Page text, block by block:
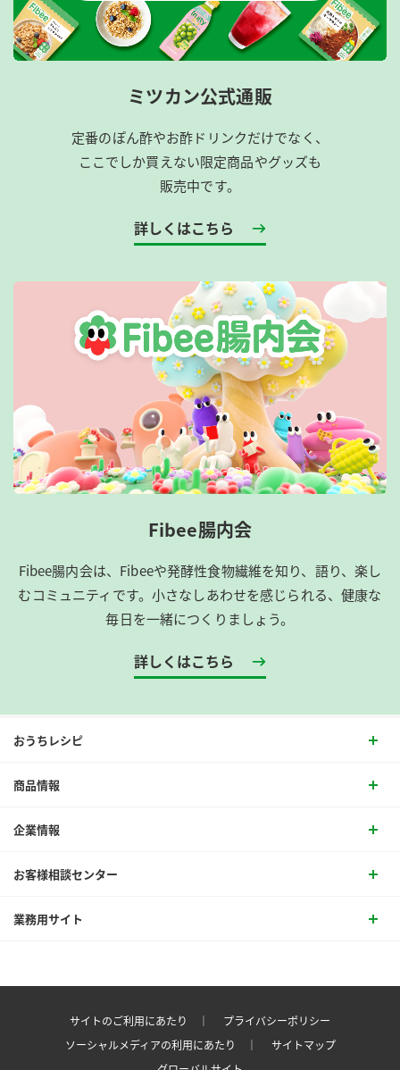
ミツカン公式通販
定番のぽん酢やお酢ドリンクだけでなく、
ここでしか買えない限定商品やグッズも
販売中です。
詳しくはこちら
Fibee腸内会
Fibee腸内会は、​Fibeeや発酵性食物繊維を知り、語り、楽し
むコミュニティです。​小さなしあわせを感じられる、健康な
毎日を一緒につくりましょう。
詳しくはこちら
おうちレシピ
商品情報
企業情報
お客様相談センター
業務用サイト
サイトのご利用にあたり ｜
プライバシーポリシー
ソーシャルメディアの利用にあたり ｜
サイトマップ